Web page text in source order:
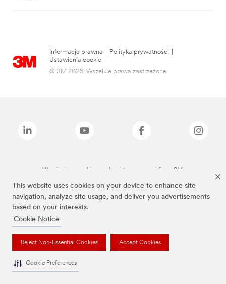
This website uses cookies on your device to enhance site
navigation, analyze site usage, and deliver you advertisements
based on your interests.
Cookie Notice
Reject Non-Essential Cookies Accept Cookies
Cookie Preferences
Informacja prawna Polityka prywatności
Ustawienia cookie
© 3M 2026. Wszelkie prawa zastrzeżone.
Wymienione marki są znakami towarowymi firmy 3M.